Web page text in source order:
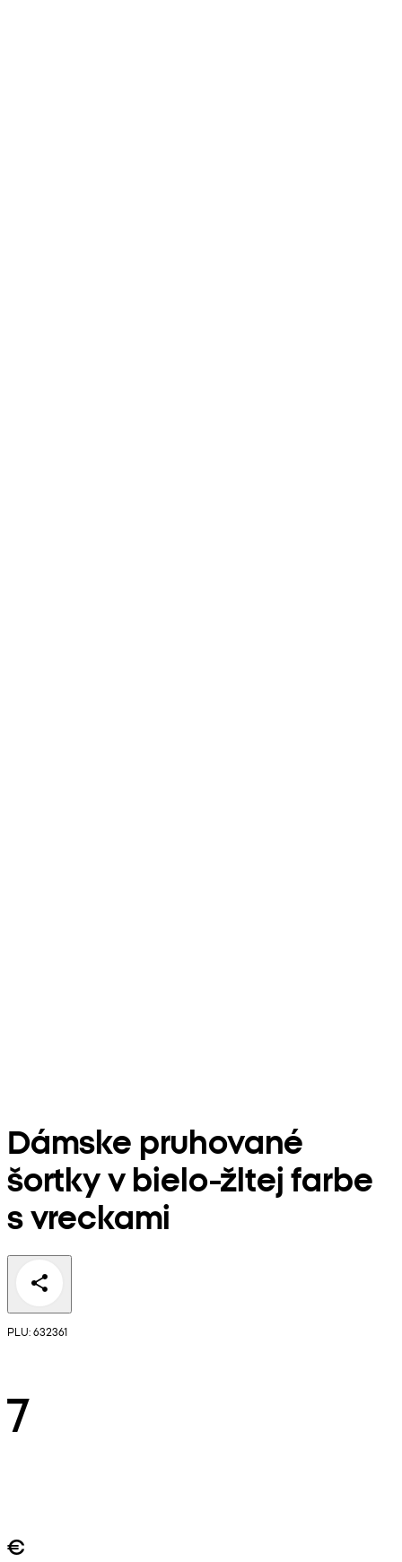
Dámske pruhované
šortky v bielo-žltej farbe
s vreckami
PLU: 632361
7
€